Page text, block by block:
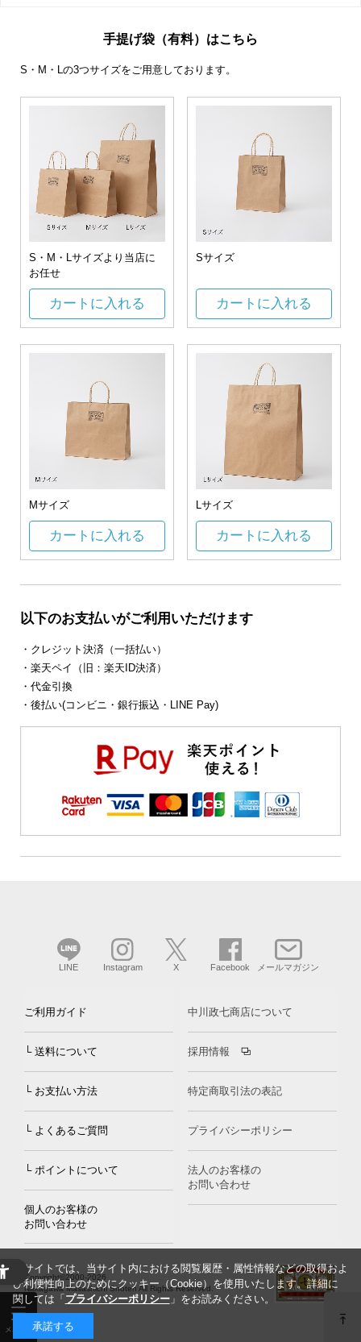
手提げ袋（有料）はこちら
S・M・Lの3つサイズをご用意しております。
S・M・Lサイズより当店に
お任せ
カートに入れる
Sサイズ
カートに入れる
Mサイズ
カートに入れる
Lサイズ
カートに入れる
以下のお支払いがご利用いただけます
・クレジット決済（一括払い）
・楽天ペイ（旧：楽天ID決済）
・代金引換
・後払い(コンビニ・銀行振込・LINE Pay)
LINE Instagram X Facebook メールマガジン
ご利用ガイド
└ 送料について
└ お支払い方法
└ よくあるご質問
└ ポイントについて
個人のお客様の
お問い合わせ
中川政七商店について
採用情報
特定商取引法の表記
プライバシーポリシー
法人のお客様の
お問い合わせ
Copyright©2000-2026
Nakagawa Masashichi Shoten All Rights Reserved.
当サイトでは、当サイト内における閲覧履歴・属性情報などの取得およ
び利便性向上のためにクッキー（Cookie）を使用いたします。詳細に
関しては「 プライバシーポリシー」をお読みください。
承諾する